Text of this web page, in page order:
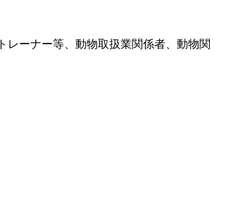
レーナー等、動物取扱業関係者、動物関